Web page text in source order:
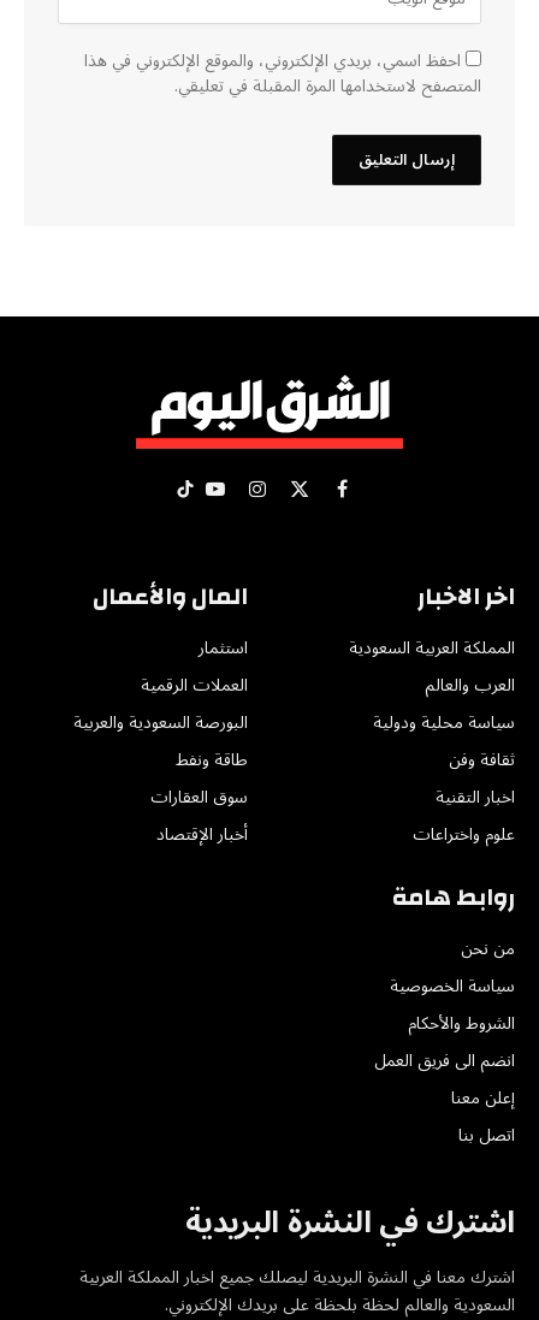
احفظ اسمي، بريدي الإلكتروني، والموقع الإلكتروني في هذا
المتصفح لاستخدامها المرة المقبلة في تعليقي.
فيسبوك
X الانستغراميوتيوبتيكتوك
اخر الاخبار
المملكة العربية السعودية
العرب والعالم
سياسة محلية ودولية
ثقافة وفن
اخبار التقنية
علوم واختراعات
المال والأعمال
استثمار
العملات الرقمية
البورصة السعودية والعربية
طاقة ونفط
سوق العقارات
أخبار الإقتصاد
روابط هامة
من نحن
سياسة الخصوصية
الشروط والأحكام
انضم الى فريق العمل
إعلن معنا
اتصل بنا
اشترك في النشرة البريدية
اشترك معنا في النشرة البريدية ليصلك جميع اخبار المملكة العربية
السعودية والعالم لحظة بلحظة على بريدك الإلكتروني.